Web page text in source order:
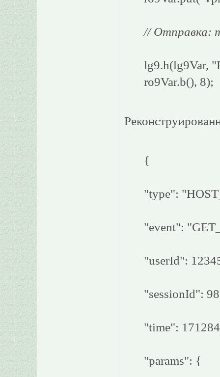
// Отправка:
lg9.h(lg9Var,
ro9Var.b(), 8);
{
"type":
"event":
"userId":
"sessionId":
"time":
"params": {